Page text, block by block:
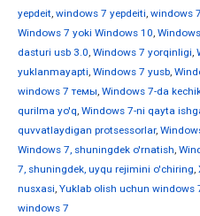
yepdeit, windows 7 yepdeiti, windows
Windows 7 yoki Windows 10,
dasturi usb 3.0, Windows 7 yorqinligi,
yuklanmayapti, Windows 7 yusb,
windows 7 темы, Windows 7-da
qurilma yo'q, Windows 7-ni qayta
quvvatlaydigan protsessorlar,
Windows 7, shuningdek o'rnatish,
7, shuningdek, uyqu rejimini o'chiring,
nusxasi, Yuklab olish uchun windows
windows 7